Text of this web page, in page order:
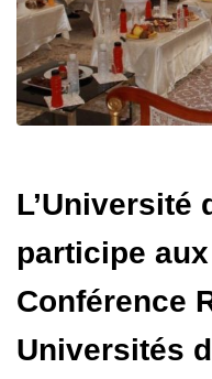
L’Université
participe
Conférence
Universités